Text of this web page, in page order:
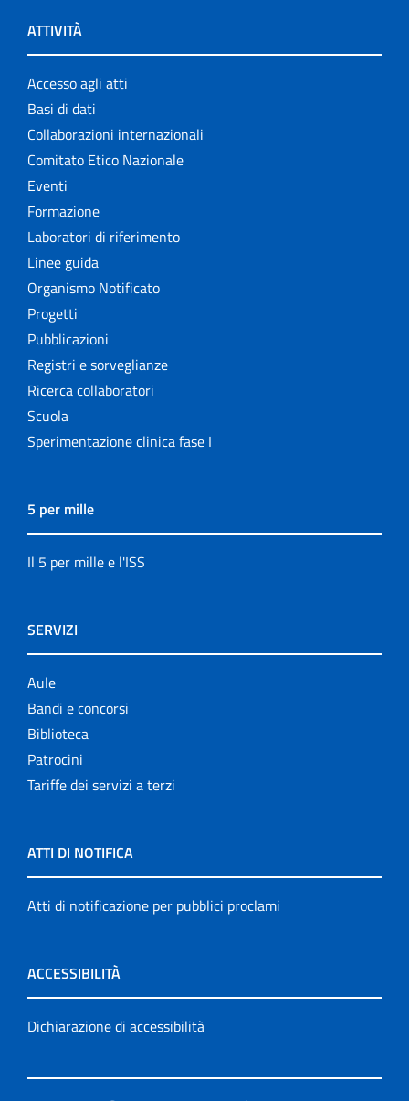
ATTIVITÀ
Accesso agli atti
Basi di dati
Collaborazioni internazionali
Comitato Etico Nazionale
Eventi
Formazione
Laboratori di riferimento
Linee guida
Organismo Notificato
Progetti
Pubblicazioni
Registri e sorveglianze
Ricerca collaboratori
Scuola
Sperimentazione clinica fase I
5 per mille
Il 5 per mille e l'ISS
SERVIZI
Aule
Bandi e concorsi
Biblioteca
Patrocini
Tariffe dei servizi a terzi
ATTI DI NOTIFICA
Atti di notificazione per pubblici proclami
ACCESSIBILITÀ
Dichiarazione di accessibilità